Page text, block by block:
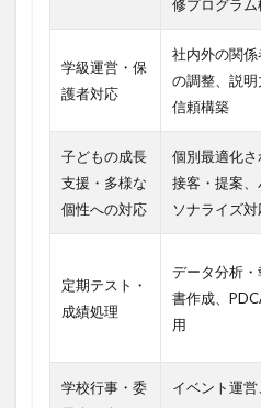
ま
と
修プログラム
学級運営・保
護者対応
社内外の関係
の調整、説明
信頼構築
子どもの成長
支援・多様な
個性への対応
個別最適化さ
接客・提案、
ソナライズ対
定期テスト・
成績処理
データ分析・
書作成、
用
学校行事・委
イベント運